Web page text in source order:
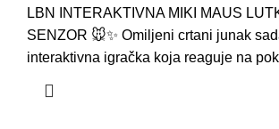
LBN INTERAKTIVNA MIKI MAUS
SENZOR 🐭✨ Omiljeni crtani junak
interaktivna igračka koja reaguje na